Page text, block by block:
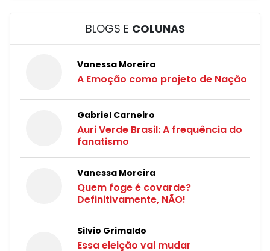
BLOGS E COLUNAS
Vanessa Moreira
A Emoção como projeto de Nação
Gabriel Carneiro
Auri Verde Brasil: A frequência do
fanatismo
Vanessa Moreira
Quem foge é covarde?
Definitivamente, NÃO!
Silvio Grimaldo
Essa eleição vai mudar